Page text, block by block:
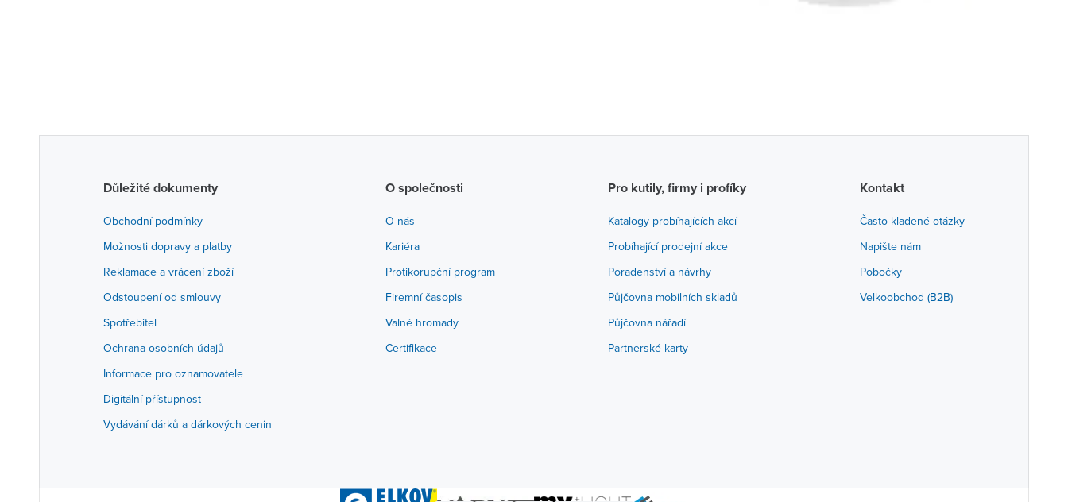
Důležité dokumenty
Obchodní podmínky
Možnosti dopravy a platby
Reklamace a vrácení zboží
Odstoupení od smlouvy
Spotřebitel
Ochrana osobních údajů
Informace pro oznamovatele
Digitální přístupnost
Vydávání dárků a dárkových cenin
O společnosti
O nás
Kariéra
Protikorupční program
Firemní časopis
Valné hromady
Certifikace
Pro kutily, firmy i profíky
Katalogy probíhajících akcí
Probíhající prodejní akce
Poradenství a návrhy
Půjčovna mobilních skladů
Půjčovna nářadí
Partnerské karty
Kontakt
Často kladené otázky
Napište nám
Pobočky
Velkoobchod (B2B)